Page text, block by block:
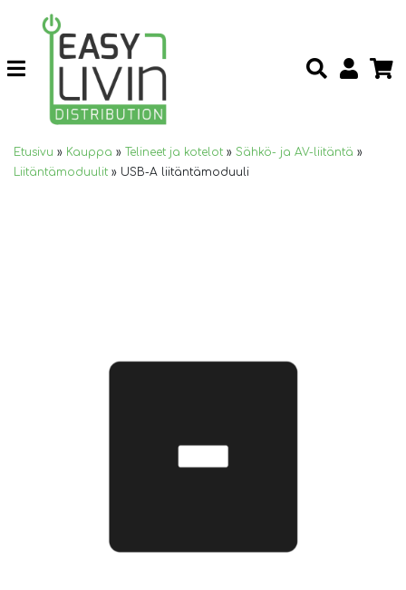
Etusivu » Kauppa » Telineet ja kotelot » Sähkö- ja AV-liitäntä »
Liitäntämoduulit » USB-A liitäntämoduuli